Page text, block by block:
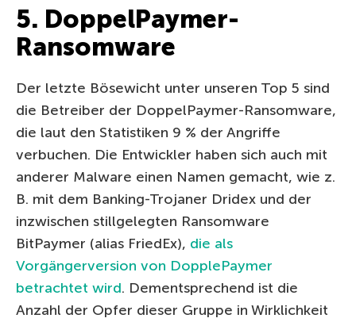
5. DoppelPaymer-
Ransomware
Der letzte Bösewicht unter unseren Top 5 sind
die Betreiber der DoppelPaymer-Ransomware,
die laut den Statistiken 9 % der Angriffe
verbuchen. Die Entwickler haben sich auch mit
anderer Malware einen Namen gemacht, wie z.
B. mit dem Banking-Trojaner Dridex und der
inzwischen stillgelegten Ransomware
BitPaymer (alias FriedEx), die als
Vorgängerversion von DopplePaymer
betrachtet wird. Dementsprechend ist die
Anzahl der Opfer dieser Gruppe in Wirklichkeit